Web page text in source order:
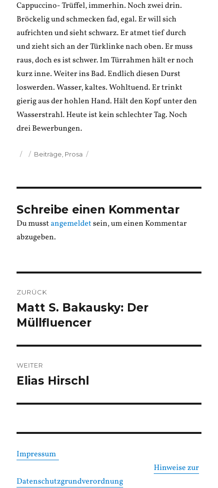
Cappuccino- Trüffel, immerhin. Noch zwei drin.
Bröckelig und schmecken fad, egal. Er will sich
aufrichten und sieht schwarz. Er atmet tief durch
und zieht sich an der Türklinke nach oben. Er muss
raus, doch es ist schwer. Im Türrahmen hält er noch
kurz inne. Weiter ins Bad. Endlich diesen Durst
loswerden. Wasser, kaltes. Wohltuend. Er trinkt
gierig aus der hohlen Hand. Hält den Kopf unter den
Wasserstrahl. Heute ist kein schlechter Tag. Noch
drei Bewerbungen.
Veröffentlicht
Kategorien
Beiträge Prosa
Schreibe einen Kommentar
Du musstangemeldetsein, um einen Kommentar
abzugeben.
ZURÜCK
Vorheriger
Beitrag:
Matt S. Bakausky: Der
Müllfluencer
WEITER
Nächster
Elias Hirschl
Impressum
Hinweise zur
Datenschutzgrundverordnung